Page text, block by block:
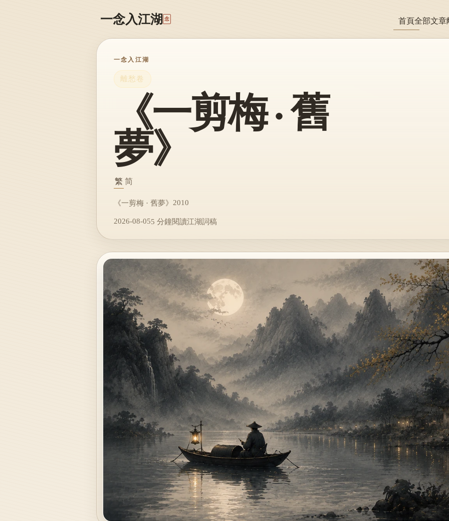
一念入江湖 念 首頁全部文章
一念入江湖
離愁卷
《一剪梅 · 舊
夢》
繁 简
《一剪梅 · 舊夢》 2010
2026-08-055 分鐘閱讀江湖詞稿